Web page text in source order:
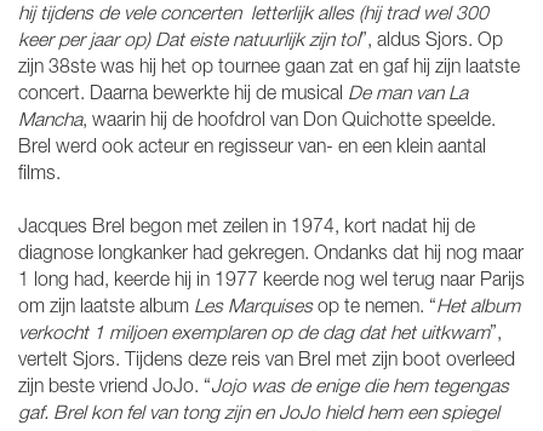
hij tijdens de vele concerten letterlijk alles (hij trad wel 300
keer per jaar op) Dat eiste natuurlijk zijn tol”, aldus Sjors. Op
zijn 38ste was hij het op tournee gaan zat en gaf hij zijn laatste
concert. Daarna bewerkte hij de musical De man van La
Mancha, waarin hij de hoofdrol van Don Quichotte speelde.
Brel werd ook acteur en regisseur van- en een klein aantal
films.
Jacques Brel begon met zeilen in 1974, kort nadat hij de
diagnose longkanker had gekregen. Ondanks dat hij nog maar
1 long had, keerde hij in 1977 keerde nog wel terug naar Parijs
om zijn laatste album Les Marquisesop te nemen. “Het album
verkocht 1 miljoen exemplaren op de dag dat het uitkwam”,
vertelt Sjors. Tijdens deze reis van Brel met zijn boot overleed
zijn beste vriend JoJo. “Jojo was de enige die hem tegengas
gaf. Brel kon fel van tong zijn en JoJo hield hem een spiegel